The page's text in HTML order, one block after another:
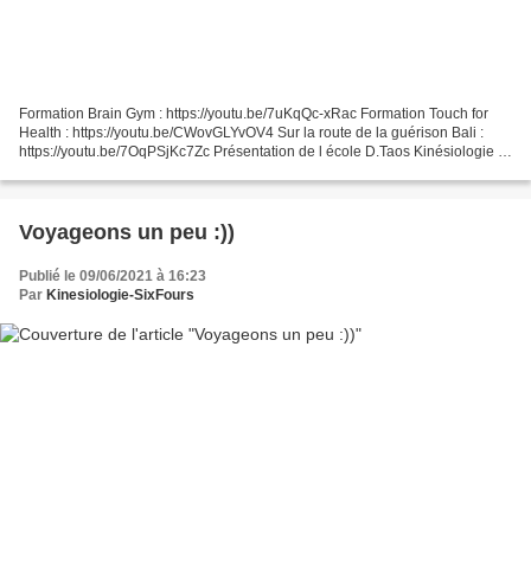
Formation Brain Gym : https://youtu.be/7uKqQc-xRac Formation Touch for
Health : https://youtu.be/CWovGLYvOV4 Sur la route de la guérison Bali :
https://youtu.be/7OqPSjKc7Zc Présentation de l école D.Taos Kinésiologie :
Voyageons un peu :))
Publié le 09/06/2021 à 16:23
Par Kinesiologie-SixFours